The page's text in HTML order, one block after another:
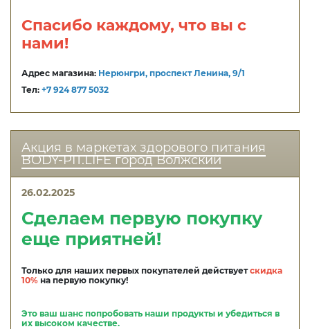
Спасибо каждому, что вы с
нами!
Адрес магазина: Нерюнгри, проспект Ленина, 9/1
Тел: +7 924 877 5032
Акция в маркетах здорового питания
BODY-PIT.LIFE город Волжский
26.02.2025
Сделаем первую покупку
еще приятней!
Только для наших первых покупателей действуетскидка
10% на первую покупку!
Это ваш шанс попробовать наши продукты и убедиться в
их высоком качестве.